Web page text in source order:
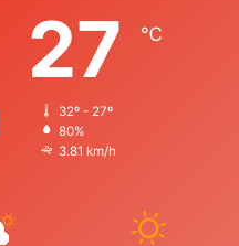
27 ℃
32º - 27º
80%
3.81 km/h